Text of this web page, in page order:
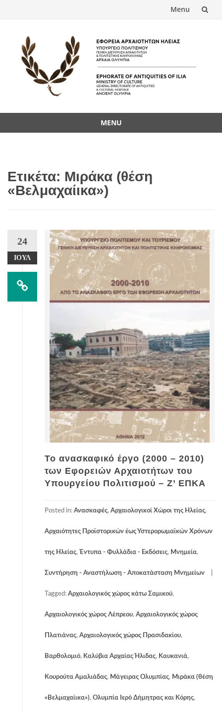
Menu
content
MENU
Ετικέτα: Μιράκα (θέση
«Βελμαχαίικα»)
24
ΙΟΎΛ
Το ανασκαφικό έργο (2000 – 2010)
των Εφορειών Αρχαιοτήτων του
Υπουργείου Πολιτισμού – Z’ ΕΠΚΑ
Posted in: Ανασκαφές, Αρχαιολογικοί Χώροι της Ηλείας,
Αρχαιότητες Προϊστορικών έως Υστερορωμαϊκών Χρόνων
της Ηλείας, Έντυπα - Φυλλάδια - Εκδόσεις, Μνημεία,
Συντήρηση - Αναστήλωση - Αποκατάσταση Μνημείων
Tagged: Αρχαιολογικός χώρος κάτω Σαμικού,
Αρχαιολογικός χώρος Λέπρεου, Αρχαιολογικός χώρος
Πλατιάνας, Αρχαιολογικός χώρος Πρασιδακίου,
Βαρθολομιό, Καλύβια Αρχαίας Ήλιδας, Καυκανιά,
Κουρούτα Αμαλιάδας, Μάγειρας Ολυμπίας, Μιράκα (θέση
«Βελμαχαίικα»), Ολυμπία Ιερό Δήμητρας και Κόρης,